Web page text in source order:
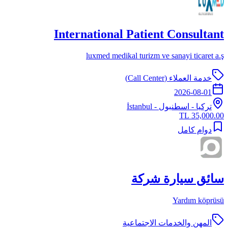
International Patient Consultant
luxmed medikal turizm ve sanayi ticaret a.ş
خدمة العملاء (Call Center)
2026-08-01
تركيا - اسطنبول - İstanbul
35,000.00 TL
دوام كامل
سائق سيارة شركة
Yardım köprüsü
المهن والخدمات الاجتماعية